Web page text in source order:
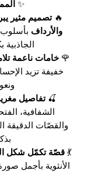
✨
🔥تصميم مثير
والأرداف بأسلوب
🌹خامات ناعمة
خفيفة تزيد
🍒تفاصيل
الشفافية،
والقصّات
💃قصّة تكمّل شكل
الأنثوية بأجمل